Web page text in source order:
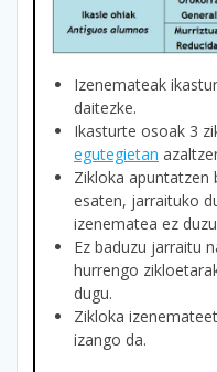
Izenemateak
daitezke.
Ikasturte osoak 3
egutegietan
Zikloka apuntatzen
esaten, jarraituko
izenematea ez
Ez baduzu jarraitu
hurrengo
dugu.
Zikloka
izango da.